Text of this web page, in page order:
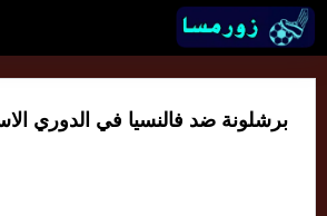
برشلونة ضد فالنسيا في الدوري